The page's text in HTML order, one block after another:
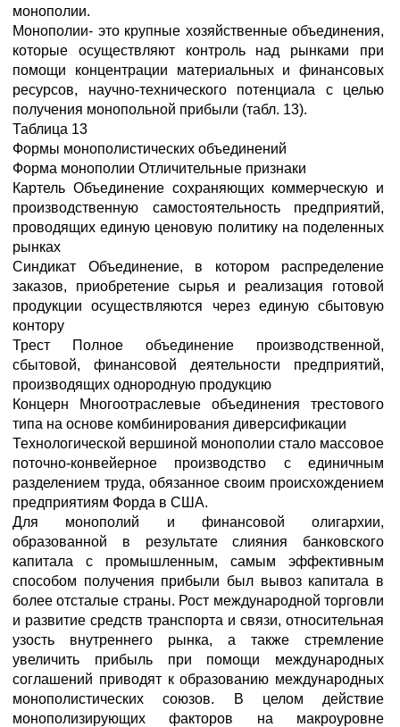
монополии.
Монополии- это крупные хозяйственные объединения,
которые осуществляют контроль над рынками при
помощи концентрации материальных и финансовых
ресурсов, научно-технического потенциала с целью
получения монопольной прибыли (табл. 13).
Таблица 13
Формы монополистических объединений
Форма монополии Отличительные признаки
Картель Объединение сохраняющих коммерческую и
производственную самостоятельность предприятий,
проводящих единую ценовую политику на поделенных
рынках
Синдикат Объединение, в котором распределение
заказов, приобретение сырья и реализация готовой
продукции осуществляются через единую сбытовую
контору
Трест Полное объединение производственной,
сбытовой, финансовой деятельности предприятий,
производящих однородную продукцию
Концерн Многоотраслевые объединения трестового
типа на основе комбинирования диверсификации
Технологической вершиной монополии стало массовое
поточно-конвейерное производство с единичным
разделением труда, обязанное своим происхождением
предприятиям Форда в США.
Для монополий и финансовой олигархии,
образованной в результате слияния банковского
капитала с промышленным, самым эффективным
способом получения прибыли был вывоз капитала в
более отсталые страны. Рост международной торговли
и развитие средств транспорта и связи, относительная
узость внутреннего рынка, а также стремление
увеличить прибыль при помощи международных
соглашений приводят к образованию международных
монополистических союзов. В целом действие
монополизирующих факторов на макроуровне